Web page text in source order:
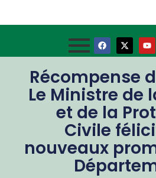
Récompense
Le Ministre de
et de la
Civile
nouveaux